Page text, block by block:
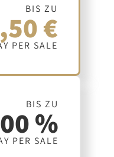
BIS ZU
€
PER SALE
BIS ZU
%
PER SALE